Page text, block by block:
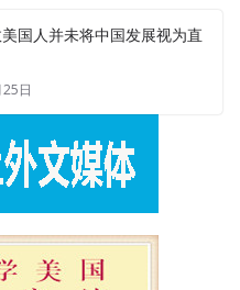
国人并未将中国发展视为直
日